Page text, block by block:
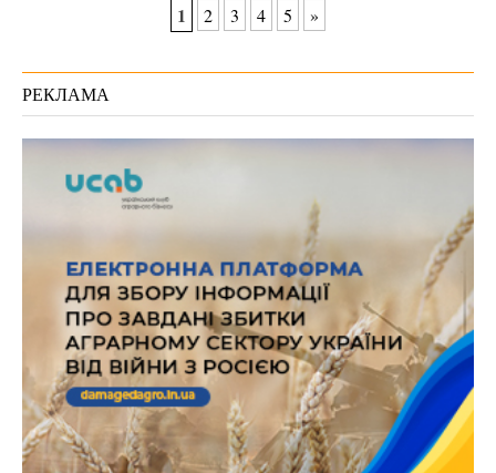
1 2 3 4 5 »
РЕКЛАМА